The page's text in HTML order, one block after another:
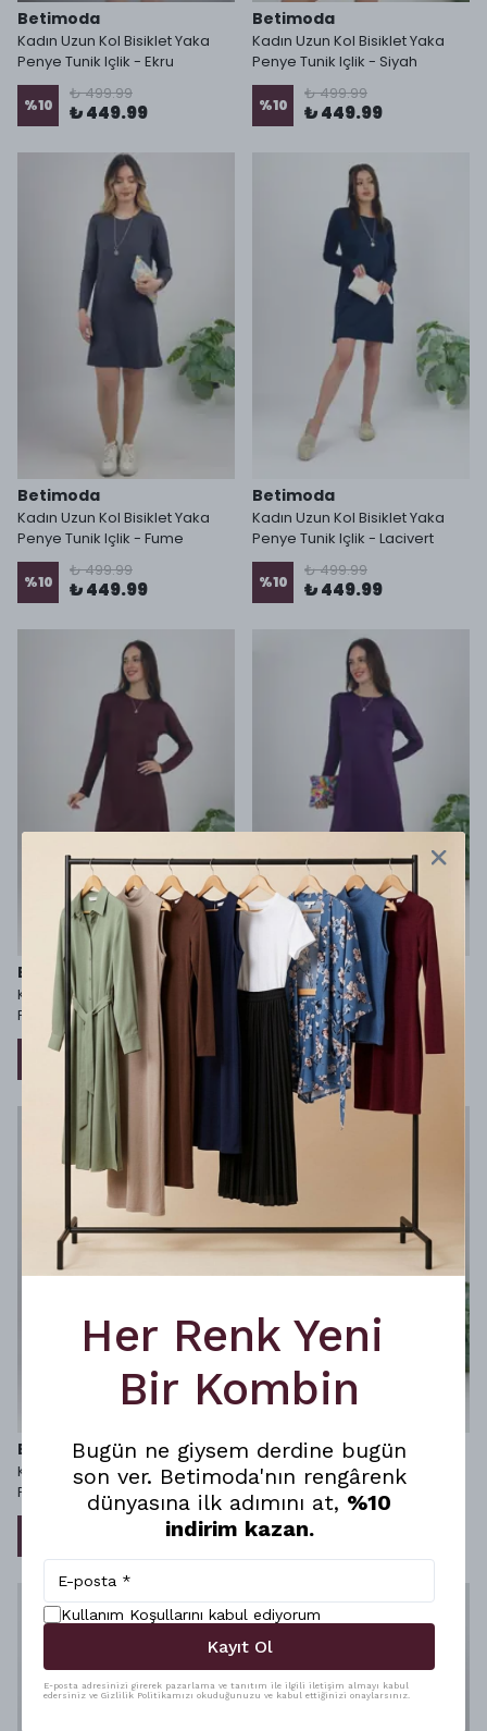
Betimoda
Kadın Uzun Kol Bisiklet Yaka
Penye Tunik Içlik - Ekru
%10
₺ 499.99
₺ 449.99
Betimoda
Kadın Uzun Kol Bisiklet Yaka
Penye Tunik Içlik - Siyah
%10
₺ 499.99
₺ 449.99
Betimoda
Kadın Uzun Kol Bisiklet Yaka
Penye Tunik Içlik - Fume
%10
₺ 499.99
₺ 449.99
Betimoda
Kadın Uzun Kol Bisiklet Yaka
Penye Tunik Içlik - Lacivert
%10
₺ 499.99
₺ 449.99
Betimoda
Kadın Uzun Kol Bisiklet Yaka
Penye Tunik Içlik - Kahve
₺ 499.99
₺ 449.99
Betimoda
Kadın Uzun Kol Bisiklet Yaka
Penye Tunik Içlik - Murdum
₺ 499.99
₺ 449.99
Betimoda
Kadın Uzun Kol Bisiklet Yaka
Penye Tunik Içlik - Bordo
Betimoda
Kadın Uzun Kol Bisiklet Yaka
Penye Tunik Içlik - Haki
%10
₺ 499.99
₺ 449.99
Her Renk Yeni
Bir Kombin
Bugün ne giysem derdine bugün
son ver. Betimoda'nın rengârenk
dünyasına ilk adımını at, %10
indirim kazan.
Kullanım Koşullarını kabul ediyorum
Kayıt Ol
E-posta adresinizi girerek pazarlama ve tanıtım ile ilgili iletişim almayı kabul
edersiniz ve Gizlilik Politikamızı okuduğunuzu ve kabul ettiğinizi onaylarsınız.